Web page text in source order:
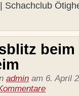
Schachclub
beim
admin am 6. April